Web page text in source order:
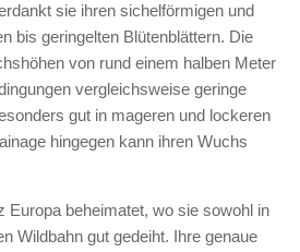
sie ihren sichelförmigen und
bis geringelten Blütenblättern. Die
von rund einem halben Meter
vergleichsweise geringe
gut in mageren und lockeren
hingegen kann ihren Wuchs
Europa beheimatet, wo sie sowohl in
Wildbahn gut gedeiht. Ihre genaue